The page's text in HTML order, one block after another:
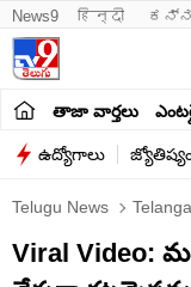
News9 हिन्दी
తాజా వార్తలు
ఉద్యోగాలు
Telugu News
Viral Video: